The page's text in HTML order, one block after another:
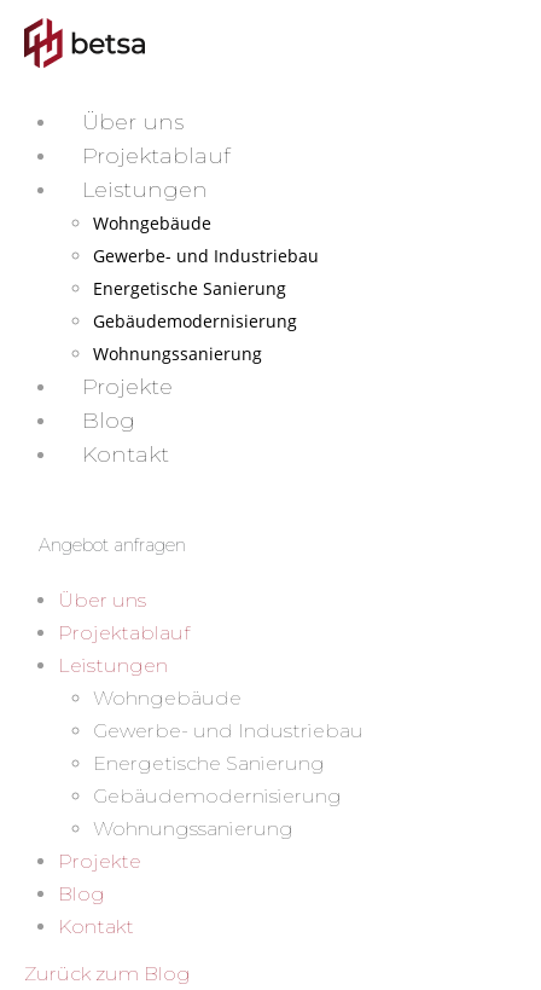
Über uns
Projektablauf
Leistungen
Wohngebäude
Gewerbe- und Industriebau
Energetische Sanierung
Gebäudemodernisierung
Wohnungssanierung
Projekte
Blog
Kontakt
Angebot anfragen
Über uns
Projektablauf
Leistungen
Wohngebäude
Gewerbe- und Industriebau
Energetische Sanierung
Gebäudemodernisierung
Wohnungssanierung
Projekte
Blog
Kontakt
Zurück zum Blog